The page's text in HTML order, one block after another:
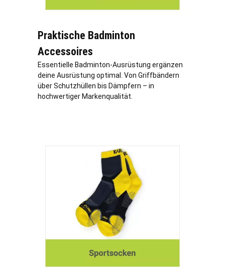
Praktische Badminton
Accessoires
Essentielle Badminton-Ausrüstung ergänzen
deine Ausrüstung optimal. Von Griffbändern
über Schutzhüllen bis Dämpfern – in
hochwertiger Markenqualität.